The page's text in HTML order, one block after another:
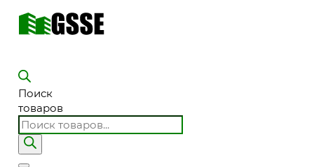
Поиск
товаров